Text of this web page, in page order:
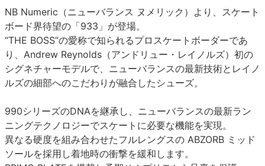
NB Numeric（ニューバランス ヌメリック）より、スケート
ボード界待望の「933」が登場。
“THE BOSS”の愛称で知られるプロスケートボーダーであ
り、Andrew Reynolds（アンドリュー・レイノルズ）初の
シグネチャーモデルで、ニューバランスの最新技術とレイノ
ルズの細部へのこだわりが融合したシューズ。
990シリーズのDNAを継承し、ニューバランスの最新ラン
ニングテクノロジーでスケートに必要な機能を実現。
異なる硬度を組み合わせたフルレングスの ABZORB ミッド
ソールを採用し着地時の衝撃を緩和します。